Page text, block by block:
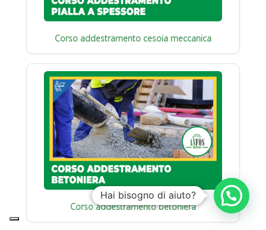
Corso addestramento cesoia meccanica
Corso addestramento betoniera
Hai bisogno di aiuto?